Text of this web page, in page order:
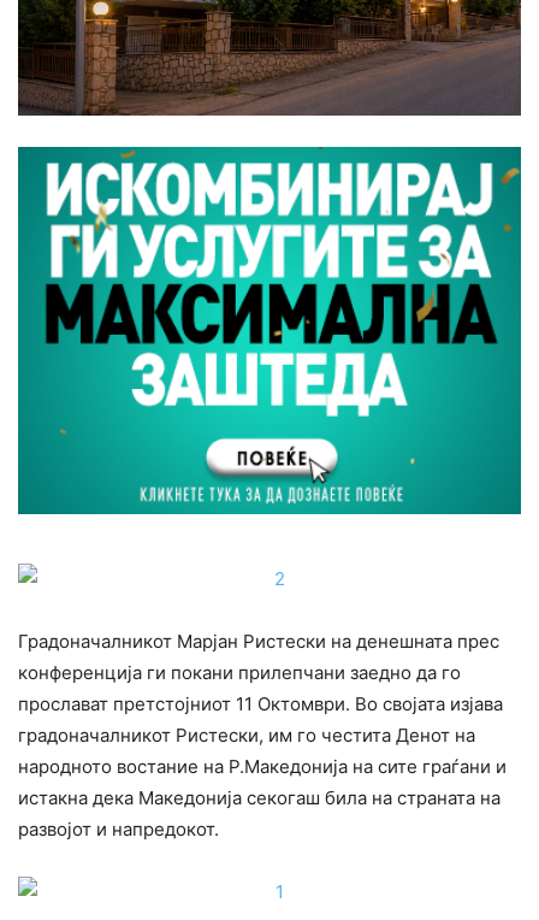
Градоначалникот Марјан Ристески на денешната прес
конференција ги покани прилепчани заедно да го
прослават претстојниот 11 Октомври. Во својата изјава
градоначалникот Ристески, им го честита Денот на
народното востание на Р.Македонија на сите граѓани и
истакна дека Македонија секогаш била на страната на
развојот и напредокот.